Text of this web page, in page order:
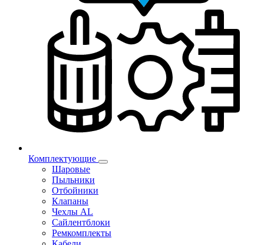
Комплектующие
Шаровые
Пыльники
Отбойники
Клапаны
Чехлы AL
Сайлентблоки
Ремкомплекты